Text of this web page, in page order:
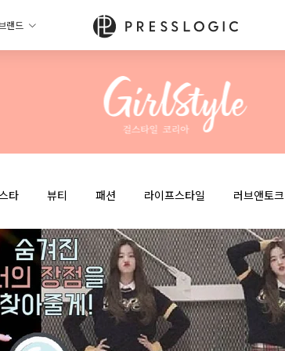
랜드
타 뷰티 패션 라이프스타일 러브앤토크